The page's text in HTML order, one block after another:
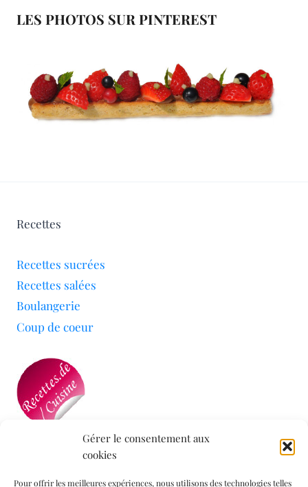
Gérer le consentement aux
cookies
Pour offrir les meilleures expériences, nous utilisons des technologies telles
LES PHOTOS SUR PINTEREST
Recettes
Recettes sucrées
Recettes salées
Boulangerie
Coup de coeur
Mon blog a été sélectionné par le site